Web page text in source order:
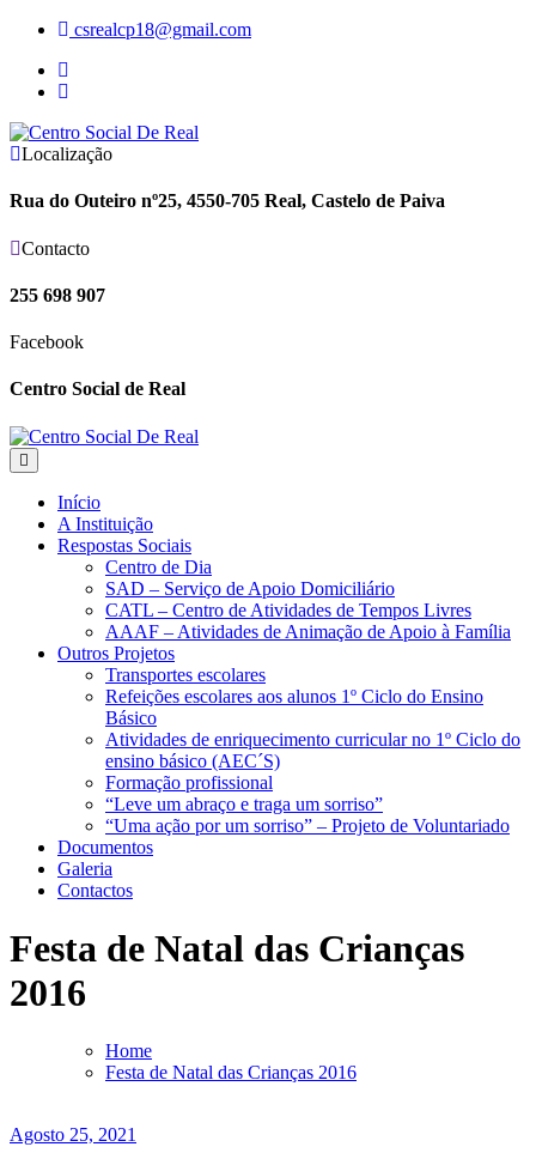
Skip
content
csrealcp18@gmail.com
Localização
Rua do Outeiro nº25, 4550-705 Real, Castelo de Paiva
Contacto
255 698 907
Facebook
Centro Social de Real
Início
A Instituição
Respostas Sociais
Centro de Dia
SAD – Serviço de Apoio Domiciliário
CATL – Centro de Atividades de Tempos Livres
AAAF – Atividades de Animação de Apoio à Família
Outros Projetos
Transportes escolares
Refeições escolares aos alunos 1º Ciclo do Ensino
Básico
Atividades de enriquecimento curricular no 1º Ciclo do
ensino básico (AEC´S)
Formação profissional
“Leve um abraço e traga um sorriso”
“Uma ação por um sorriso” – Projeto de Voluntariado
Documentos
Galeria
Contactos
Festa de Natal das Crianças
2016
Home
Festa de Natal das Crianças 2016
Agosto 25, 2021